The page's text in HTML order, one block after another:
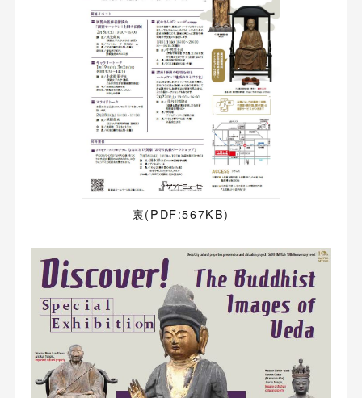
裏(PDF:567KB)